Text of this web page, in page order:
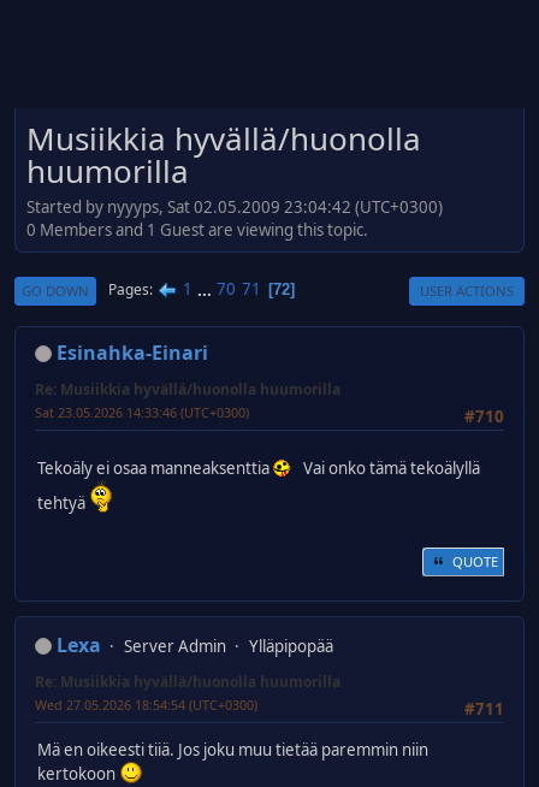
Musiikkia hyvällä/huonolla
huumorilla
Started by nyyyps, Sat 02.05.2009 23:04:42 (UTC+0300)
0 Members and 1 Guest are viewing this topic.
GO DOWN Pages 1 ... 70 71 72 USER ACTIONS
Esinahka-Einari
Re: Musiikkia hyvällä/huonolla huumorilla
#710
Sat 23.05.2026 14:33:46 (UTC+0300)
Tekoäly ei osaa manneaksenttia
Vai onko tämä tekoälyllä
tehtyä
QUOTE
Lexa Server Admin Ylläpipopää
Re: Musiikkia hyvällä/huonolla huumorilla
#711
Wed 27.05.2026 18:54:54 (UTC+0300)
Mä en oikeesti tiiä. Jos joku muu tietää paremmin niin
kertokoon